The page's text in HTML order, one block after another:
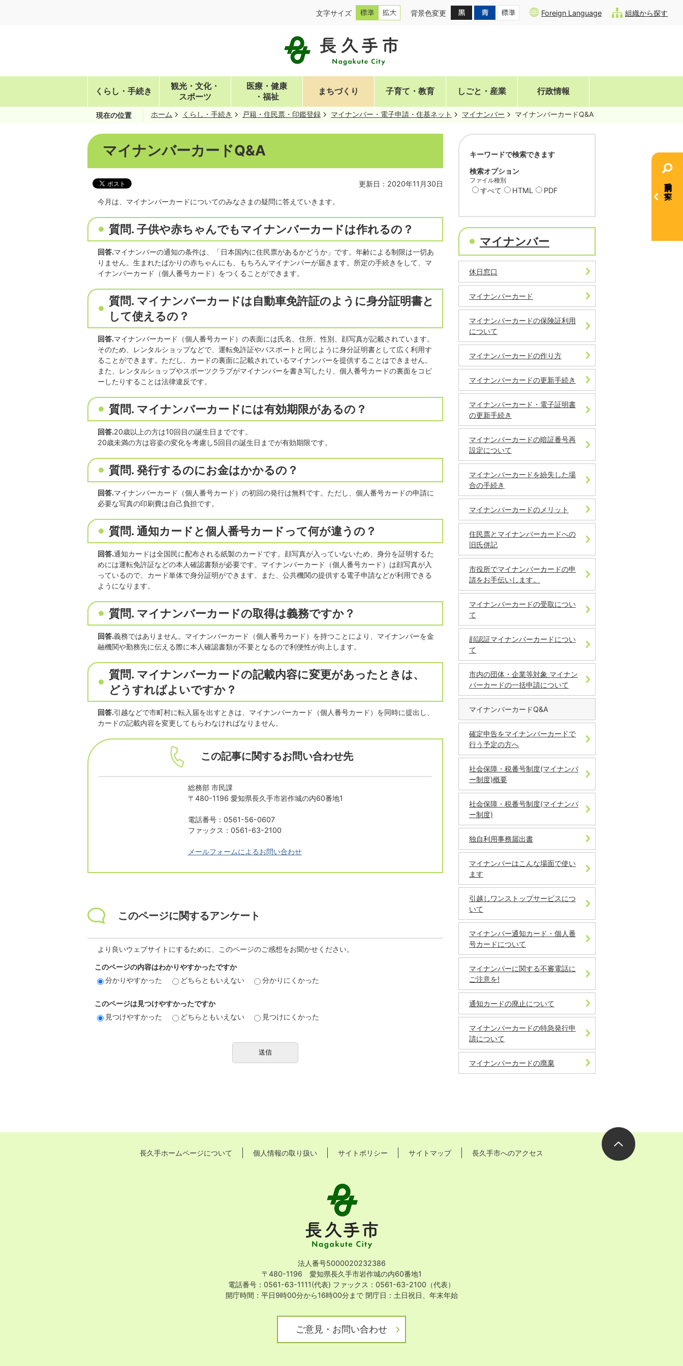
文字サイズ 背景色変更 Foreign Language 組織から探す
くらし・手続き
観光・文化・
スポーツ
医療・健康
・福祉
まちづくり 子育て・教育 しごと・産業 行政情報
目的別で探す
現在の位置 ホーム くらし・手続き 戸籍・住民票・印鑑登録 マイナンバー・電子申請・住基ネット マイナンバー マイナンバーカードQ&A
マイナンバーカードQ&A
更新日：2020年11月30日
今月は、マイナンバーカードについてのみなさまの疑問に答えていきます。
質問. 子供や赤ちゃんでもマイナンバーカードは作れるの？
回答.マイナンバーの通知の条件は、「日本国内に住民票があるかどうか」です。年齢による制限は一切あ
りません。生まれたばかりの赤ちゃんにも、もちろんマイナンバーが届きます。所定の手続きをして、マ
イナンバーカード（個人番号カード）をつくることができます。
質問. マイナンバーカードは自動車免許証のように身分証明書と
して使えるの？
回答.マイナンバーカード（個人番号カード）の表面には氏名、住所、性別、顔写真が記載されています。
そのため、レンタルショップなどで、運転免許証やパスポートと同じように身分証明書として広く利用す
ることができます。ただし、カードの裏面に記載されているマイナンバーを提供することはできません。
また、レンタルショップやスポーツクラブがマイナンバーを書き写したり、個人番号カードの裏面をコピ
ーしたりすることは法律違反です。
質問. マイナンバーカードには有効期限があるの？
回答.20歳以上の方は10回目の誕生日までです。
20歳未満の方は容姿の変化を考慮し5回目の誕生日までが有効期限です。
質問. 発行するのにお金はかかるの？
回答.マイナンバーカード（個人番号カード）の初回の発行は無料です。ただし、個人番号カードの申請に
必要な写真の印刷費は自己負担です。
質問. 通知カードと個人番号カードって何が違うの？
回答.通知カードは全国民に配布される紙製のカードです。顔写真が入っていないため、身分を証明するた
めには運転免許証などの本人確認書類が必要です。マイナンバーカード（個人番号カード）は顔写真が入
っているので、カード単体で身分証明ができます。また、公共機関の提供する電子申請などが利用できる
ようになります。
質問. マイナンバーカードの取得は義務ですか？
回答.義務ではありません。マイナンバーカード（個人番号カード）を持つことにより、マイナンバーを金
融機関や勤務先に伝える際に本人確認書類が不要となるので利便性が向上します。
質問. マイナンバーカードの記載内容に変更があったときは、
どうすればよいですか？
回答.引越などで市町村に転入届を出すときは、マイナンバーカード（個人番号カード）を同時に提出し、
カードの記載内容を変更してもらわなければなりません。
この記事に関するお問い合わせ先
総務部 市民課
〒480-1196 愛知県長久手市岩作城の内60番地1
電話番号：0561-56-0607
ファックス：0561-63-2100
メールフォームによるお問い合わせ
このページに関するアンケート
より良いウェブサイトにするために、このページのご感想をお聞かせください。
このページの内容はわかりやすかったですか
分かりやすかった
どちらともいえない 分かりにくかった
このページは見つけやすかったですか
見つけやすかった
どちらともいえない 見つけにくかった
キーワードで検索できます
検索オプション
ファイル種別
すべて HTML PDF
マイナンバー
休日窓口
マイナンバーカード
マイナンバーカードの保険証利用
について
マイナンバーカードの作り方
マイナンバーカードの更新手続き
マイナンバーカード・電子証明書
の更新手続き
マイナンバーカードの暗証番号再
設定について
マイナンバーカードを紛失した場
合の手続き
マイナンバーカードのメリット
住民票とマイナンバーカードへの
旧氏併記
市役所でマイナンバーカードの申
請をお手伝いします。
マイナンバーカードの受取につい
て
顔認証マイナンバーカードについ
て
市内の団体・企業等対象 マイナン
バーカードの一括申請について
マイナンバーカードQ&A
確定申告をマイナンバーカードで
行う予定の方へ
社会保障・税番号制度(マイナンバ
ー制度)概要
社会保障・税番号制度(マイナンバ
ー制度)
独自利用事務届出書
マイナンバーはこんな場面で使い
ます
引越しワンストップサービスにつ
いて
マイナンバー通知カード・個人番
号カードについて
マイナンバーに関する不審電話に
ご注意を!
通知カードの廃止について
マイナンバーカードの特急発行申
請について
マイナンバーカードの廃棄
長久手ホームページについて 個人情報の取り扱い サイトポリシー サイトマップ 長久手市へのアクセス
Nagakute
City
法人番号5000020232386
〒480-1196 愛知県長久手市岩作城の内60番地1
電話番号：0561-63-1111(代表) ファックス：0561-63-2100（代表）
開庁時間：平日9時00分から16時00分まで 閉庁日：土日祝日、年末年始
ご意見・お問い合わせ